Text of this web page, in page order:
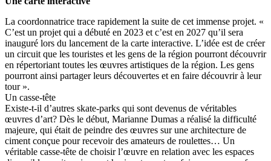
La coordonnatrice trace rapidement la suite de cet immense projet. «
C’est un projet qui a débuté en 2023 et c’est en 2027 qu’il sera
inauguré lors du lancement de la carte interactive. L’idée est de créer
un circuit que les touristes et les gens de la région pourront découvrir
en répertoriant toutes les œuvres artistiques de la région. Les gens
pourront ainsi partager leurs découvertes et en faire découvrir à leur
tour ».
Un casse-tête
Existe-t-il d’autres skate-parks qui sont devenus de véritables
œuvres d’art? Dès le début, Marianne Dumas a réalisé la difficulté
majeure, qui était de peindre des œuvres sur une architecture de
ciment conçue pour recevoir des amateurs de roulettes… Un
véritable casse-tête de choisir l’œuvre en relation avec les espaces